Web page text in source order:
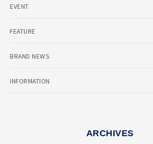
EVENT
FEATURE
BRAND NEWS
INFORMATION
ARCHIVES